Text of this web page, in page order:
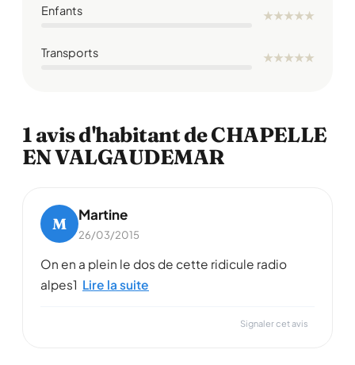
Enfants ★★★★★
Transports ★★★★★
1 avis d'habitant de CHAPELLE
EN VALGAUDEMAR
M Martine
26/03/2015
On en a plein le dos de cette ridicule radio
alpes1 Lire la suite
Signaler cet avis